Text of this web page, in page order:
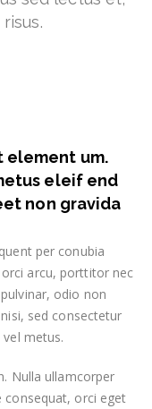
element um.
eleif end
non gravida
per conubia
arcu, porttitor nec
odio non
sed consectetur
metus.
Nulla ullamcorper
consequat, orci eget